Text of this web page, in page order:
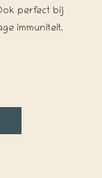
perfect bij
immuniteit.